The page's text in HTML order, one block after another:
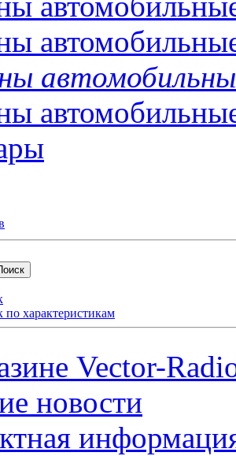
характеристикам
Vector-
новости